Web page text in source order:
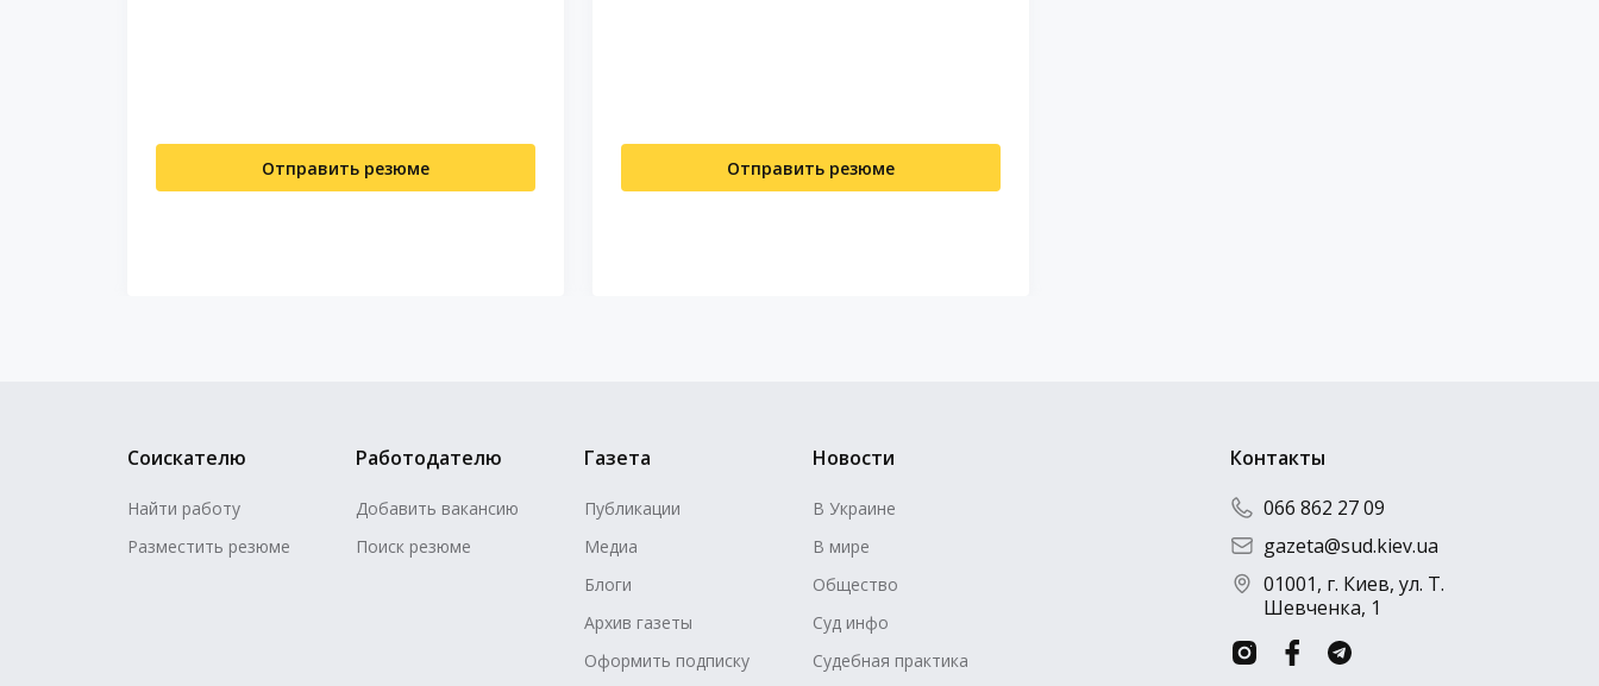
Отправить резюме Отправить резюме
Соискателю
Найти работу
Разместить резюме
Работодателю
Добавить вакансию
Поиск резюме
Газета
Публикации
Медиа
Блоги
Архив газеты
Оформить подписку
Новости
В Украине
В мире
Общество
Суд инфо
Судебная практика
Контакты
066 862 27 09
gazeta@sud.kiev.ua
01001, г. Киев, ул. Т.
Шевченка, 1